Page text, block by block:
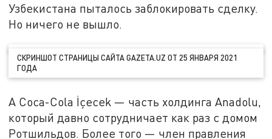
Узбекистана пыталось заблокировать сделку.
Но ничего не вышло.
СКРИНШОТ СТРАНИЦЫ САЙТА GAZETA.UZ ОТ 25 ЯНВАРЯ 2021
ГОДА
А Coca-Cola İçecek — часть холдинга Anadolu,
который давно сотрудничает как раз с домом
Ротшильдов. Более того — член правления